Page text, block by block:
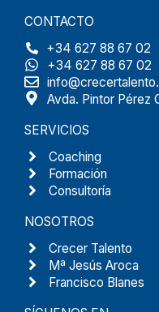
CONTACTO
+34 627 88 67 02
+34 627 88 67 02
Avda. Pintor Pérez
SERVICIOS
Coaching
Formación
Consultoría
NOSOTROS
Crecer Talento
Mª Jesús Aroca
Francisco Blanes